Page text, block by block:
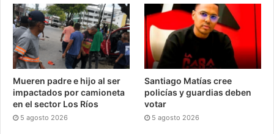
Mueren padre e hijo al ser
impactados por camioneta
en el sector Los Ríos
5 agosto 2026
Santiago Matías cree
policías y guardias deben
votar
5 agosto 2026